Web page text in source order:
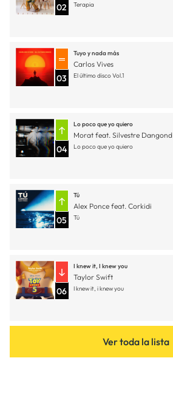
02 Terapia
03
Tuyo y nada más
Carlos Vives
El último disco Vol.1
04
Lo poco que yo quiero
Morat feat. Silvestre Dangond
Lo poco que yo quiero
05
Tú
Alex Ponce feat. Corkidi
Tú
06
I knew it, I knew you
Taylor Swift
I knew it, i knew you
Ver toda la lista